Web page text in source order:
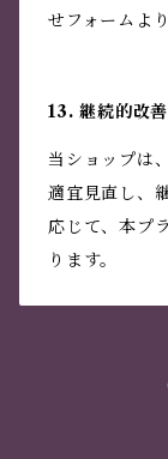
せフォームよ
13. 継続的改善
当ショップは
適宜見直し、
応じて、本プ
ります。